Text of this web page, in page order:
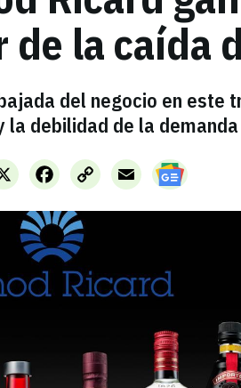
de la caída
del negocio en este
la debilidad de la
X FacebookCopy
Link
Email